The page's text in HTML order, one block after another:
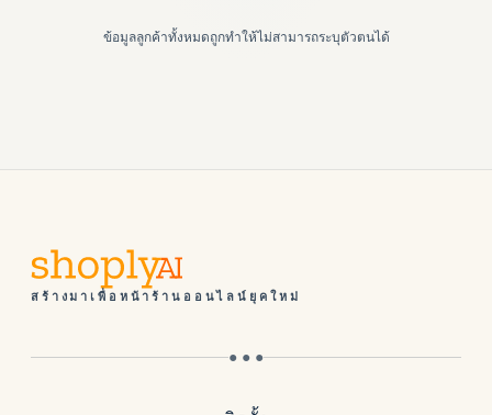
ข้อมูลลูกค้าทั้งหมดถูกทำให้ไม่สามารถระบุตัวตนได้
สร้างมาเพื่อหน้าร้านออนไลน์ยุคใหม่
● ● ●